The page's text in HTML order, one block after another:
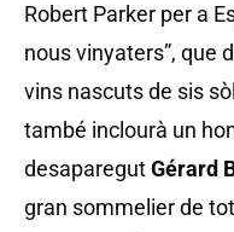
Robert Parker per a
nous vinyaters”, que
vins nascuts de sis
també inclourà un
desaparegutGérard
gran sommelier de